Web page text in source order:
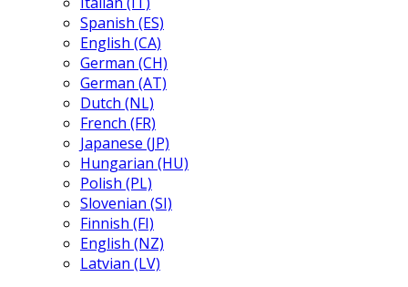
Spanish (ES)
English (CA)
German (CH)
German (AT)
Dutch (NL)
French (FR)
Japanese (JP)
Hungarian (HU)
Polish (PL)
Slovenian (SI)
Finnish (FI)
English (NZ)
Latvian (LV)